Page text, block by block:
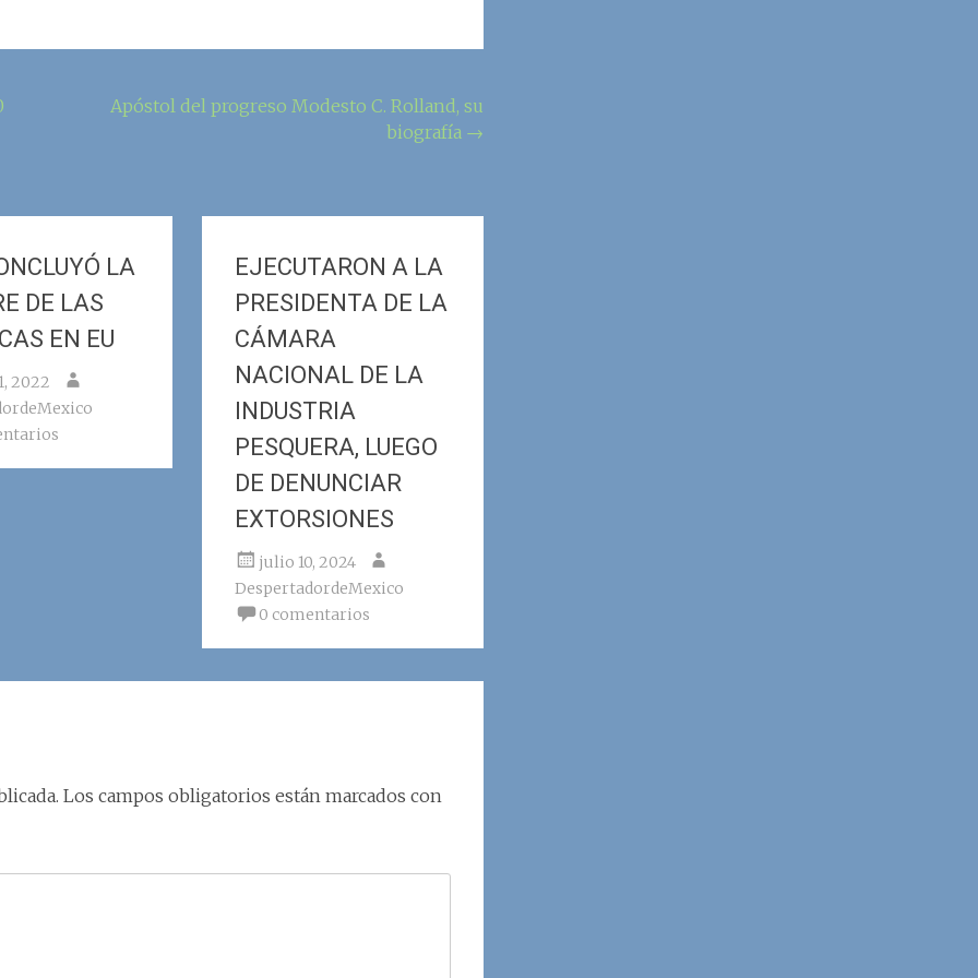
Apóstol del progreso Modesto C. Rolland, su
biografía →
LA
DE LAS
EN EU
2022
EJECUTARON A LA
PRESIDENTA DE LA
CÁMARA
NACIONAL DE LA
INDUSTRIA
PESQUERA, LUEGO
DE DENUNCIAR
EXTORSIONES
julio 10, 2024
DespertadordeMexico
0 comentarios
Los campos obligatorios están marcados con